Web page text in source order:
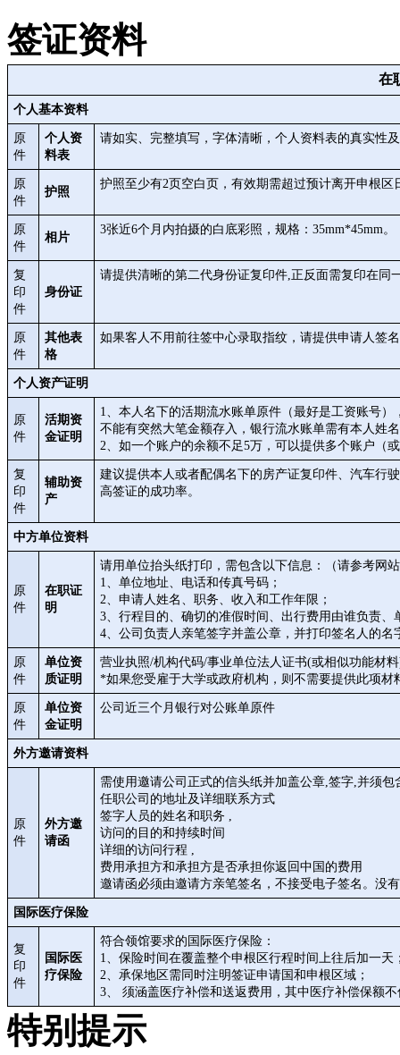
签证资料
在
个人基本资料
原
件
个人资
料表
请如实、完整填写，字体清晰，个人资料表的真实性
原
件
护照
护照至少有2页空白页，有效期需超过预计离开申根
原
件
相片
3张近6个月内拍摄的白底彩照，规格：35mm*45mm。
复
印
件
身份证
请提供清晰的第二代身份证复印件,正反面需复印在同
原
件
其他表
格
如果客人不用前往签中心录取指纹，请提供申请人签
个人资产证明
原
件
活期资
金证明
1、本人名下的活期流水账单原件（最好是工资账号
不能有突然大笔金额存入，银行流水账单需有本人姓
2、如一个账户的余额不足5万，可以提供多个账户（
复
印
件
辅助资
产
建议提供本人或者配偶名下的房产证复印件、汽车行
高签证的成功率。
中方单位资料
原
件
在职证
明
请用单位抬头纸打印，需包含以下信息：（请参考网
1、单位地址、电话和传真号码；
2、申请人姓名、职务、收入和工作年限；
3、行程目的、确切的准假时间、出行费用由谁负责、
4、公司负责人亲笔签字并盖公章，并打印签名人的
原
件
单位资
质证明
营业执照/机构代码/事业单位法人证书(或相似功能材
*如果您受雇于大学或政府机构，则不需要提供此项材
原
件
单位资
金证明
公司近三个月银行对公账单原件
外方邀请资料
原
件
外方邀
请函
需使用邀请公司正式的信头纸并加盖公章,签字,并须包
任职公司的地址及详细联系方式
签字人员的姓名和职务 ,
访问的目的和持续时间
详细的访问行程 ,
费用承担方和承担方是否承担你返回中国的费用
邀请函必须由邀请方亲笔签名，不接受电子签名。没
国际医疗保险
复
印
件
国际医
疗保险
符合领馆要求的国际医疗保险：
1、保险时间在覆盖整个申根区行程时间上往后加一天
2、承保地区需同时注明签证申请国和申根区域；
3、 须涵盖医疗补偿和送返费用，其中医疗补偿保额
特别提示